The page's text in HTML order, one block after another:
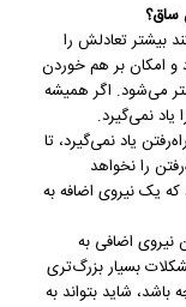
ساق؟
تعادلش را
امکان بر هم خوردن
می‌شود. اگر همیشه
نمی‌گیرد.
یاد نمی‌گیرد، تا
را نخواهد
یک نیروی اضافه به
نیروی اضافی به
بسیار بزرگ‌تری
شاید بتواند به